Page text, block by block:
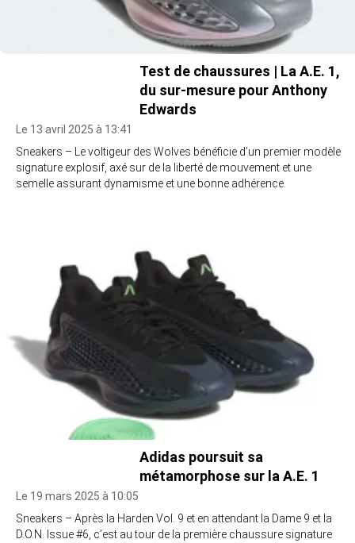
Test de chaussures | La A.E. 1,
du sur-mesure pour Anthony
Edwards
Le 13 avril 2025 à 13:41
Sneakers – Le voltigeur des Wolves bénéficie d’un premier modèle
signature explosif, axé sur de la liberté de mouvement et une
semelle assurant dynamisme et une bonne adhérence.
Adidas poursuit sa
métamorphose sur la A.E. 1
Le 19 mars 2025 à 10:05
Sneakers – Après la Harden Vol. 9 et en attendant la Dame 9 et la
D.O.N. Issue #6, c’est au tour de la première chaussure signature